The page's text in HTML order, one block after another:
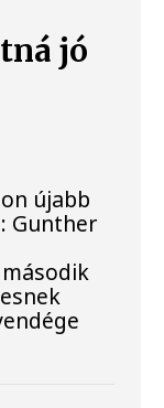
jó
újabb
Gunther